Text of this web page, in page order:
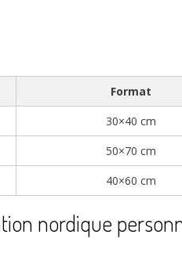
Format
30×40 cm
50×70 cm
40×60 cm
nordique